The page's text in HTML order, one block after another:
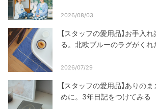
2026/08/03
【スタッフの愛用品】お手入
る。北欧ブルーのラグがくれ
2026/07/29
【スタッフの愛用品】ありの
めに。3年日記をつけてみる